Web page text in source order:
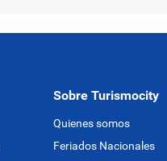
Sobre Turismocity
Quienes somos
Feriados Nacionales